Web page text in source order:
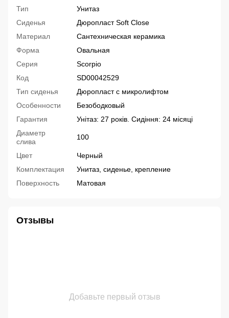
Тип
Унитаз
Сиденья
Дюропласт Soft Close
Материал
Сантехническая керамика
Форма
Овальная
Серия
Scorpio
Код
SD00042529
Тип сиденья
Дюропласт с микролифтом
Особенности
Безободковый
Гарантия
Унітаз: 27 років. Сидіння: 24 місяці
Диаметр
слива
100
Цвет
Черный
Комплектация
Унитаз, сиденье, крепление
Поверхность
Матовая
Отзывы
Добавьте первый отзыв